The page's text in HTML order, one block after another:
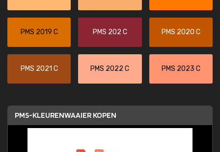
PMS 2019 C PMS 202 C PMS 2020 C
PMS 2021 C PMS 2022 C PMS 2023 C
PMS-KLEURENWAAIER KOPEN